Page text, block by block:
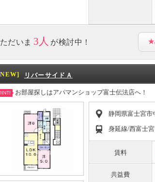
ただいま 3人 が検討中！
リバーサイドＡ
お部屋探しはアパマンショップ富士伝法店へ！
静岡県富士宮市
身延線/西富士
賃料
共益費